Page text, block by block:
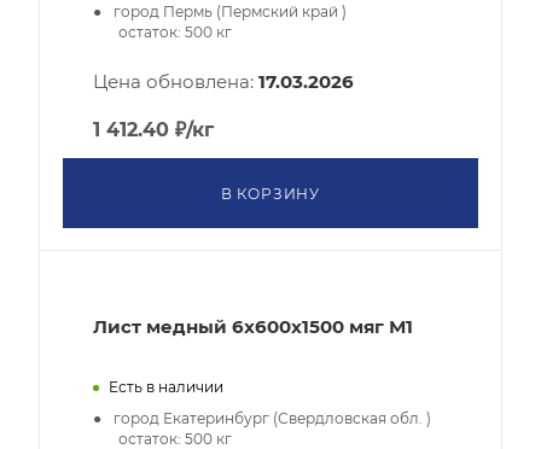
город Пермь (Пермский край )
остаток: 500 кг
Цена обновлена: 17.03.2026
1 412.40 ₽/кг
В КОРЗИНУ
Лист медный 6х600х1500 мяг М1
Есть в наличии
город Екатеринбург (Свердловская обл. )
остаток: 500 кг